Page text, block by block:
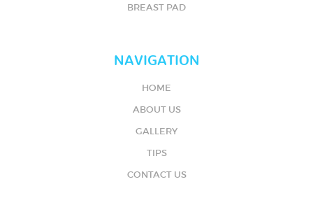
BREAST PAD
NAVIGATION
HOME
ABOUT US
GALLERY
TIPS
CONTACT US